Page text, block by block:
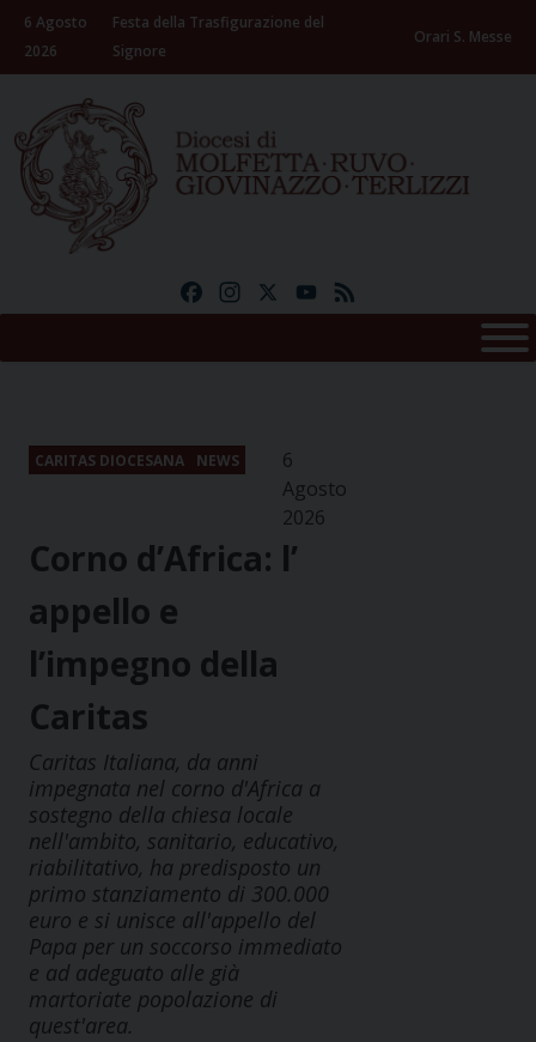
Skip
content
6 Agosto
2026
Festa della Trasfigurazione del
Signore
Orari S. Messe
FacebookInstagramYouTube
CARITAS DIOCESANA NEWS
6
Agosto
2026
Corno d’Africa: l’
appello e
l’impegno della
Caritas
Caritas Italiana, da anni
impegnata nel corno d'Africa a
sostegno della chiesa locale
nell'ambito, sanitario, educativo,
riabilitativo, ha predisposto un
primo stanziamento di 300.000
euro e si unisce all'appello del
Papa per un soccorso immediato
e ad adeguato alle già
martoriate popolazione di
quest'area.